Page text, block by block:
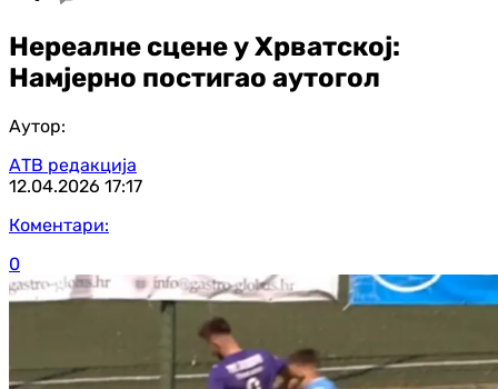
Нереалне сцене у Хрватској:
Намјерно постигао аутогол
Аутор:
АТВ редакција
12.04.2026 17:17
Коментари:
0